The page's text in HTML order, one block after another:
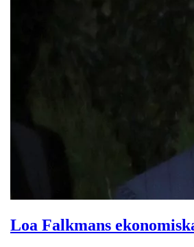
Loa Falkmans